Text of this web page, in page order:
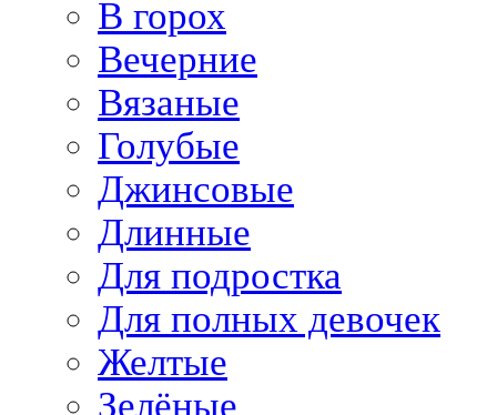
В горох
Вечерние
Вязаные
Голубые
Джинсовые
Длинные
Для подростка
Для полных девочек
Желтые
Зелёные